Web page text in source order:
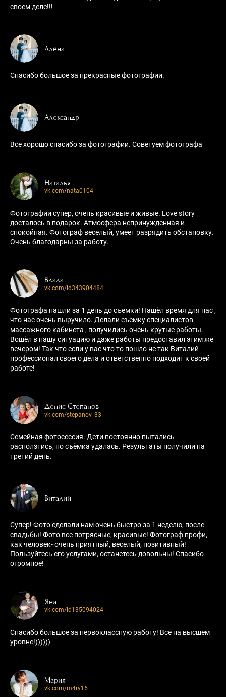
своем деле!!!
Алёна
Спасибо большое за прекрасные фотографии.
Александр
Все хорошо спасибо за фотографии. Советуем фотографа
Наталья
vk.com/nata0104
Фотографии супер, очень красивые и живые. Love story
досталось в подарок. Атмосфера непринужденная и
спокойная. Фотограф веселый, умеет разрядить обстановку.
Очень благодарны за работу.
Влада
vk.com/id343904484
Фотографа нашли за 1 день до съемки! Нашёл время для нас ,
что нас очень выручило. Делали съемку специалистов
массажного кабинета , получились очень крутые работы.
Вошёл в нашу ситуацию и даже работы предоставил этим же
вечером! Так что если у вас что то пошло не так Виталий
профессионал своего дела и ответственно подходит к своей
работе!
Денис Степанов
vk.com/stepanov_33
Семейная фотосессия. Дети постоянно пытались
расползтись, но съёмка удалась. Результаты получили на
третий день.
Виталий
Супер! Фото сделали нам очень быстро за 1 неделю, после
свадьбы! Фото все потрясные, красивые! Фотограф профи,
как человек- очень приятный, веселый, позитивный!
Пользуйтесь его услугами, останетесь довольны! Спасибо
огромное!
Яна
vk.com/id135094024
Спасибо большое за первоклассную работу! Всё на высшем
уровне!))))))
Мария
vk.com/m4ry16